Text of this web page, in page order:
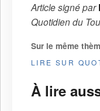
Article signé par
Quotidien du
Sur le même
LIRE SUR
À lire